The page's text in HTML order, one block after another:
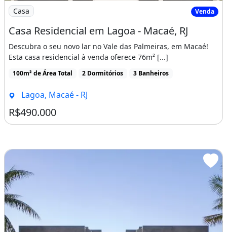
Imagem: Casa Residencial em Lagoa - Macaé, RJ
Casa Venda
Casa Residencial em Lagoa - Macaé, RJ
Descubra o seu novo lar no Vale das Palmeiras, em Macaé!
Esta casa residencial à venda oferece 76m² [...]
100m² de Área Total 2 Dormitórios 3 Banheiros
Lagoa, Macaé - RJ
R$490.000